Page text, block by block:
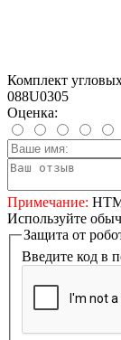
Комплект
088U0305
Оценка:
Примечание:
Используйте
Защита от
Введите код в